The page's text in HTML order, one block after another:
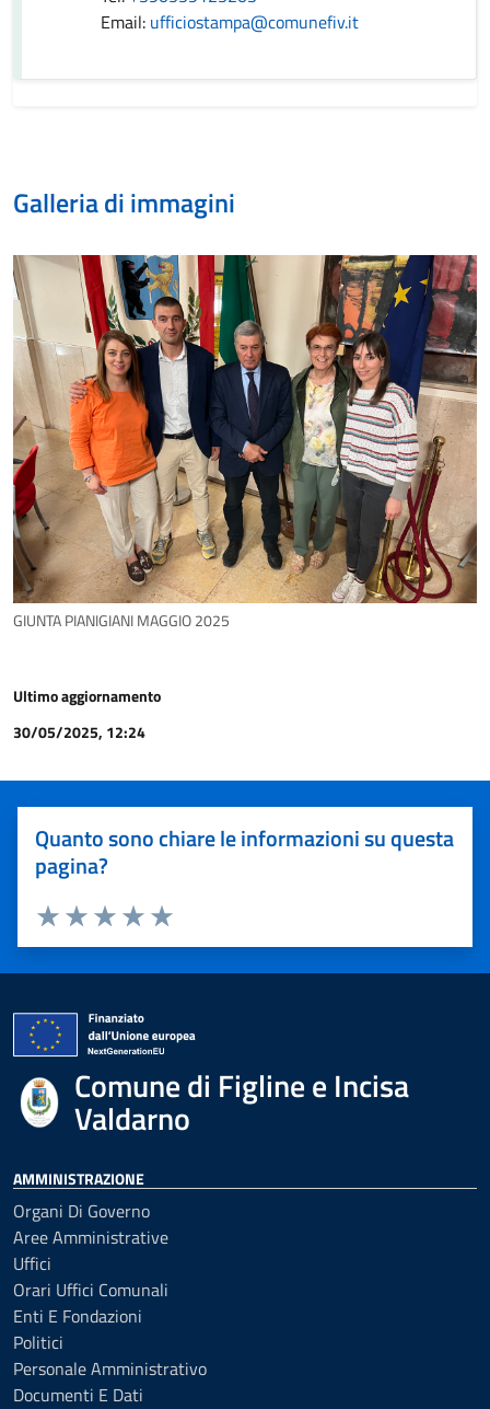
Email: ufficiostampa@comunefiv.it
Galleria di immagini
GIUNTA PIANIGIANI MAGGIO 2025
Ultimo aggiornamento
30/05/2025, 12:24
Quanto sono chiare le informazioni su questa
pagina?
Valuta 5 stelle su 5
Valuta 4 stelle su 5
Valuta 3 stelle su 5
Valuta 2 stelle su 5
Valuta 1 stelle su 5
Comune di Figline e Incisa
Valdarno
AMMINISTRAZIONE
Organi Di Governo
Aree Amministrative
Uffici
Orari Uffici Comunali
Enti E Fondazioni
Politici
Personale Amministrativo
Documenti E Dati